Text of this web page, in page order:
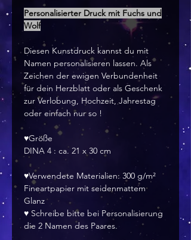
Personalisierter Druck mit Fuchs und
Wolf
Diesen Kunstdruck kannst du mit
Namen personalisieren lassen. Als
Zeichen der ewigen Verbundenheit
für dein Herzblatt oder als Geschenk
zur Verlobung, Hochzeit, Jahrestag
oder einfach nur so !
♥Größe
DINA 4 : ca. 21 x 30 cm
♥Verwendete Materialien: 300 g/m²
Fineartpapier mit seidenmattem
Glanz
♥ Schreibe bitte bei Personalisierung
die 2 Namen des Paares.